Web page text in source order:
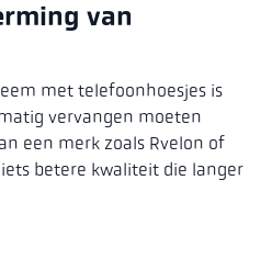
van
met telefoonhoesjes is
vervangen moeten
een merk zoals Rvelon of
betere kwaliteit die langer